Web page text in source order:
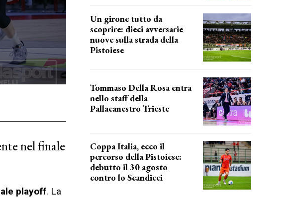
nel finale
playoff. La
Un girone tutto da
scoprire: dieci avversarie
nuove sulla strada della
Pistoiese
Tommaso Della Rosa entra
nello staff della
Pallacanestro Trieste
Coppa Italia, ecco il
percorso della Pistoiese:
debutto il 30 agosto
contro lo Scandicci